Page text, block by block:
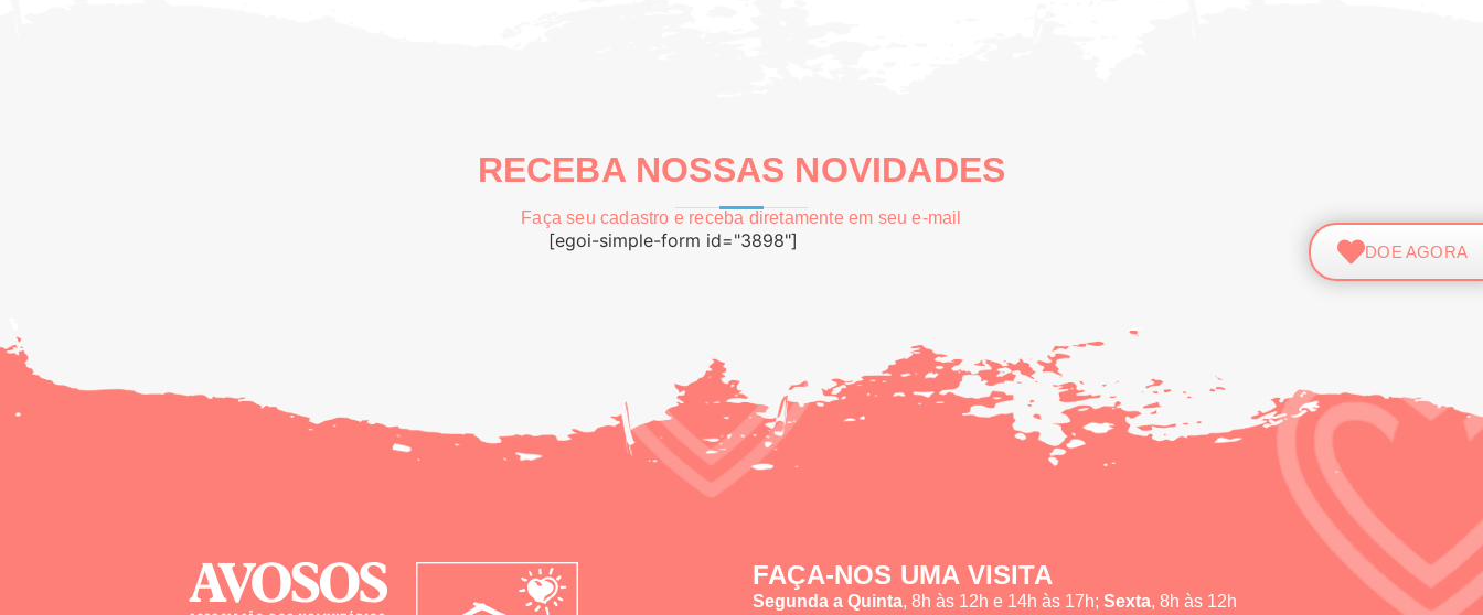
DOE AGORA
RECEBA NOSSAS NOVIDADES
Faça seu cadastro e receba diretamente em seu e-mail
[egoi-simple-form id="3898"]
FAÇA-NOS UMA VISITA
Segunda a Quinta, 8h às 12h e 14h às 17h; Sexta, 8h às 12h